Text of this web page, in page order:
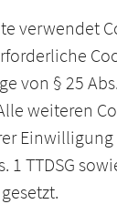
verwendet
von § 25
weiteren
1 TTDSG